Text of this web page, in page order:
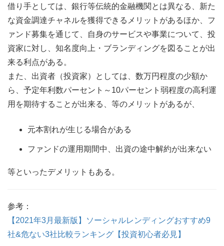
借り手としては、銀行等伝統的金融機関とは異なる、新た
な資金調達チャネルを獲得できるメリットがあるほか、フ
ァンド募集を通じて、自身のサービスや事業について、投
資家に対し、知名度向上・ブランディングを図ることが出
来る利点がある。
また、出資者（投資家）としては、数万円程度の少額か
ら、予定年利数パーセント～10パーセント弱程度の高利運
用を期待することが出来る、等のメリットがあるが、
元本割れが生じる場合がある
ファンドの運用期間中、出資の途中解約が出来ない
等といったデメリットもある。
参考：
【2021年3月最新版】ソーシャルレンディングおすすめ9
社&危ない3社比較ランキング【投資初心者必見】